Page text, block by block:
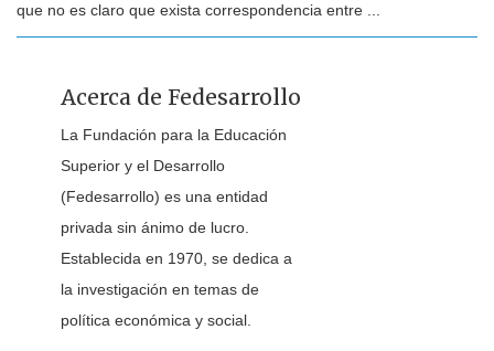
que no es claro que exista correspondencia entre ...
Acerca de Fedesarrollo
La Fundación para la Educación
Superior y el Desarrollo
(Fedesarrollo) es una entidad
privada sin ánimo de lucro.
Establecida en 1970, se dedica a
la investigación en temas de
política económica y social.